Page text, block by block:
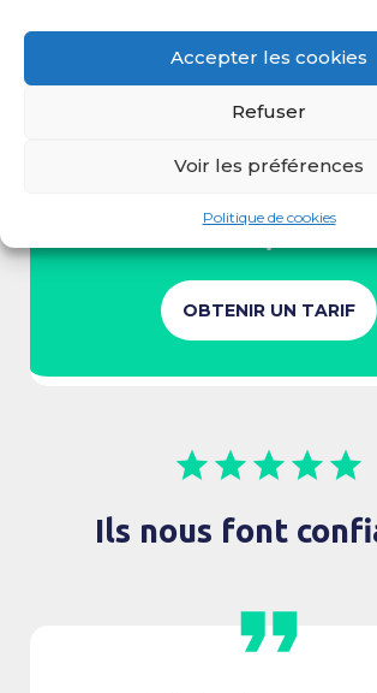
Accepter les cookies
Refuser
Voir les préférences
Politique de cookies
On s'occupe de toutes les
!
OBTENIR UN TARIF
starstarstarstarstar
Ils nous font